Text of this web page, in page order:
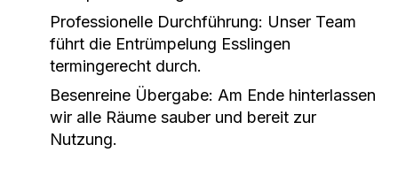
Professionelle Durchführung: Unser Team
führt die Entrümpelung Esslingen
termingerecht durch.
Besenreine Übergabe: Am Ende hinterlassen
wir alle Räume sauber und bereit zur
Nutzung.